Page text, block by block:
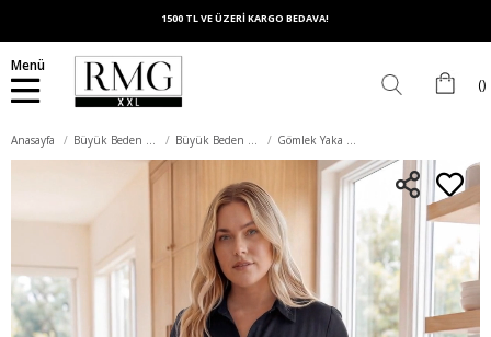
1500 TL VE ÜZERİ KARGO BEDAVA!
Menü
Anasayfa Büyük Beden Elbise Büyük Beden Günlük Elbise Gömlek Yaka Düğmeli Büyük Beden Günlük Elbise Siyah